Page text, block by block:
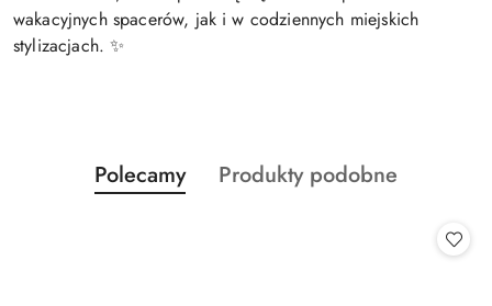
wakacyjnych spacerów, jak i w codziennych miejskich
stylizacjach. ✨
Pomiń karuzelę produktów
Produkty
o
Polecamy
Produkty
Produkty podobne